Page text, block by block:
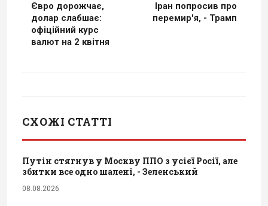
Євро дорожчає,
долар слабшає:
офіційний курс
валют на 2 квітня
Іран попросив про
перемир'я, - Трамп
СХОЖІ СТАТТІ
Путін стягнув у Москву ППО з усієї Росії, але
збитки все одно шалені, - Зеленський
08.08.2026